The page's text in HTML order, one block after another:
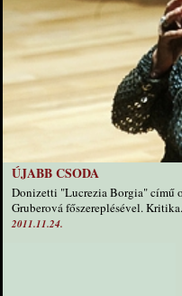
ÚJABB CSODA
Donizetti "Lucrezia Borgia" című
Gruberová főszereplésével. Kritika.
2011.11.24.